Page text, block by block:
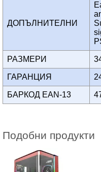
ДОПЪЛНИТЕЛНИ
РАЗМЕРИ
ГАРАНЦИЯ
БАРКОД EAN-13
Подобни продукти